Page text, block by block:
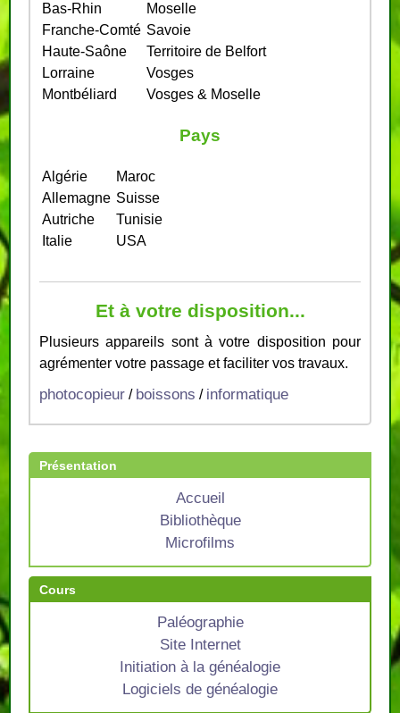
Bas-Rhin
Franche-Comté
Haute-Saône
Lorraine
Montbéliard
Moselle
Savoie
Territoire de Belfort
Vosges
Vosges & Moselle
Pays
Algérie
Allemagne
Autriche
Italie
Maroc
Suisse
Tunisie
USA
Et à votre disposition...
Plusieurs appareils sont à votre disposition pour
agrémenter votre passage et faciliter vos travaux.
photocopieur / boissons / informatique
Présentation
Accueil
Bibliothèque
Microfilms
Cours
Paléographie
Site Internet
Initiation à la généalogie
Logiciels de généalogie